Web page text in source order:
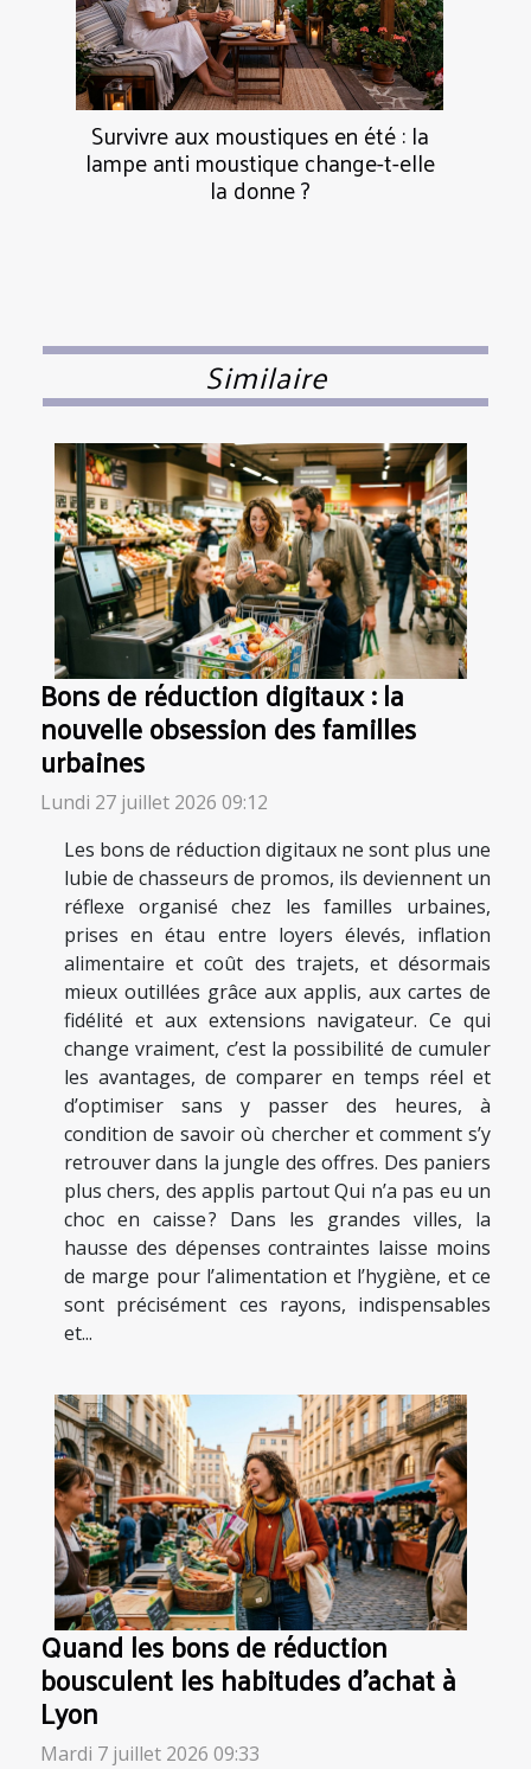
Survivre aux moustiques en été : la
lampe anti moustique change-t-elle
la donne ?
Similaire
Bons de réduction digitaux : la
nouvelle obsession des familles
urbaines
Lundi 27 juillet 2026 09:12
Les bons de réduction digitaux ne sont plus une
lubie de chasseurs de promos, ils deviennent un
réflexe organisé chez les familles urbaines,
prises en étau entre loyers élevés, inflation
alimentaire et coût des trajets, et désormais
mieux outillées grâce aux applis, aux cartes de
fidélité et aux extensions navigateur. Ce qui
change vraiment, c’est la possibilité de cumuler
les avantages, de comparer en temps réel et
d’optimiser sans y passer des heures, à
condition de savoir où chercher et comment s’y
retrouver dans la jungle des offres. Des paniers
plus chers, des applis partout Qui n’a pas eu un
choc en caisse ? Dans les grandes villes, la
hausse des dépenses contraintes laisse moins
de marge pour l’alimentation et l’hygiène, et ce
sont précisément ces rayons, indispensables
et...
Quand les bons de réduction
bousculent les habitudes d’achat à
Lyon
Mardi 7 juillet 2026 09:33